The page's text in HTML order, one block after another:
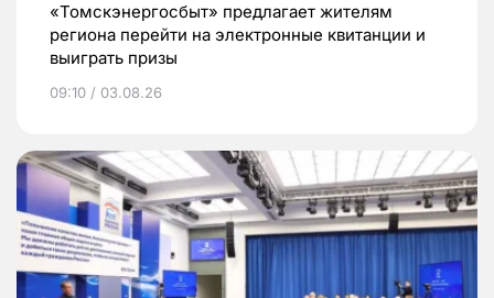
«Томскэнергосбыт» предлагает жителям
региона перейти на электронные квитанции и
выиграть призы
09:10 / 03.08.26